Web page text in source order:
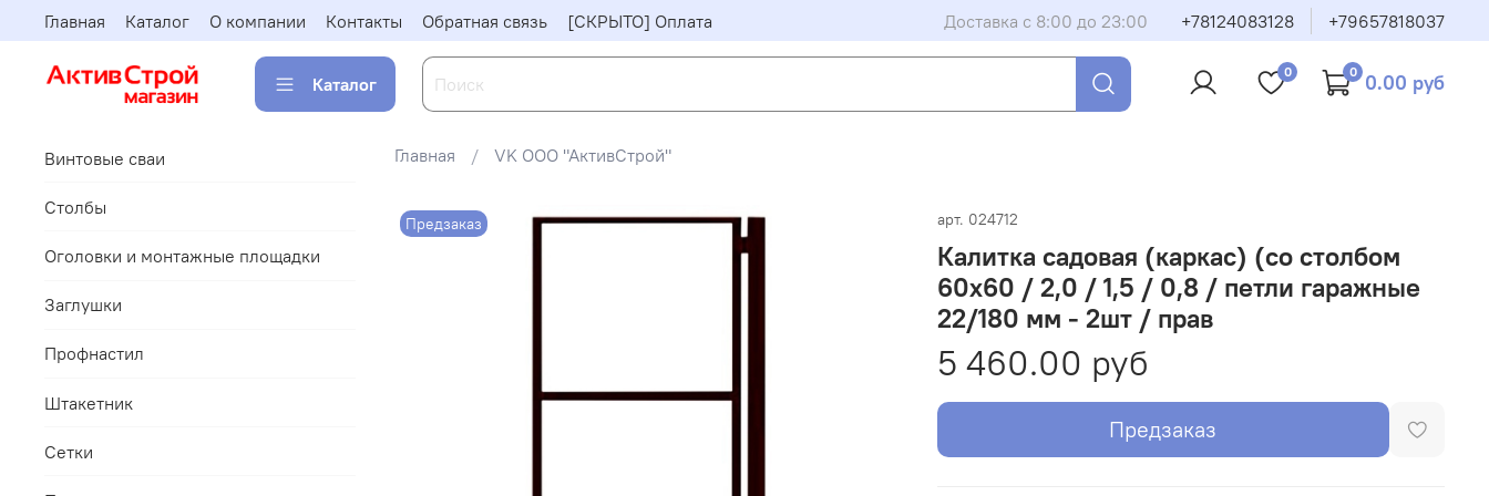
Главная Каталог О компании Контакты Обратная связь [СКРЫТО] Оплата Доставка с 8:00 до 23:00 +78124083128 +79657818037
Каталог
0 0 0.00 руб
Главная VK ООО "АктивСтрой"
Предзаказ арт. 024712
Калитка садовая (каркас) (со столбом
60х60 / 2,0 / 1,5 / 0,8 / петли гаражные
22/180 мм - 2шт / прав
5 460.00 руб
Предзаказ
Винтовые сваи
Столбы
Оголовки и монтажные площадки
Заглушки
Профнастил
Штакетник
Сетки